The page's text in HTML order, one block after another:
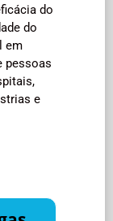
do
do
em
pessoas
e